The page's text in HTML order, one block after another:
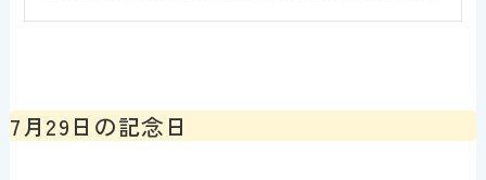
7月29日の記念日